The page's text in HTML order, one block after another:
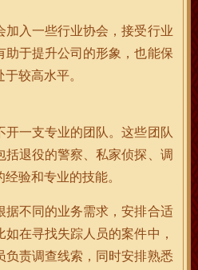
加入一些行业协会，接受行业
助于提升公司的形象，也能保
较高水平。
开一支专业的团队。这些团队
括退役的警察、私家侦探、调
验和专业的技能。
据不同的业务需求，安排合适
在寻找失踪人员的案件中，
负责调查线索，同时安排熟悉